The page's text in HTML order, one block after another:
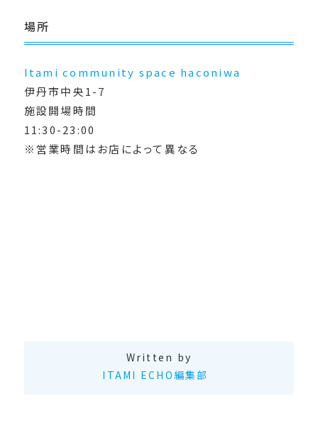
場所
Itami community space haconiwa
伊丹市中央1-7
施設開場時間
11:30-23:00
※営業時間はお店によって異なる
Written by
ITAMI ECHO編集部